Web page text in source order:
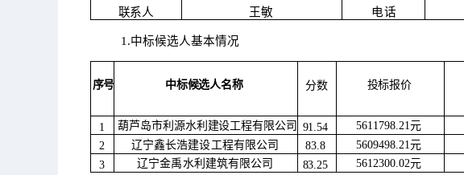
联系人
王敏 电话
1.中标候选人基本情况
序号 中标候选人名称 分数 投标报价
1
葫芦岛市利源水利建设工程有限公司 91.54 5611798.21元
2
辽宁鑫长浩建设工程有限公司 83.8 5609498.21元
3
辽宁金禹水利建筑有限公司 83.25 5612300.02元